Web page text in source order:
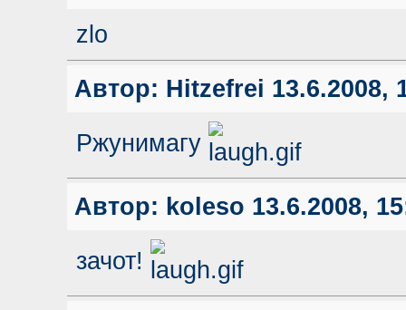
zlo
Автор: Hitzefrei 13.6.2008,
Ржунимагу
Автор: koleso 13.6.2008,
зачот!